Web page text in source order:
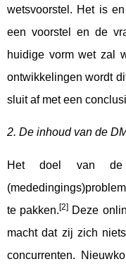
wetsvoorstel. Het is
een voorstel en de
huidige vorm wet zal
ontwikkelingen wordt
sluit af met een
2. De inhoud van de
Het doel van
te pakken.[2] Deze
macht dat zij zich
concurrenten.